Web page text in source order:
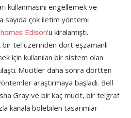
kullanmasını engellemek ve
sayıda çok iletim yöntemi
Edison‘u kiralamıştı.
bir tel üzerinden dört eşzamanlı
için kullanılan bir sistem olan
Mucitler daha sonra dörtten
araştırmaya başladı. Bell
Gray ve bir kaç mucit, bir telgraf
kanala bölebilen tasarımlar